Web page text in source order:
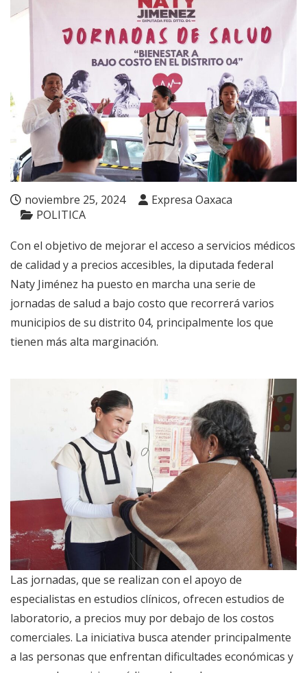
noviembre 25, 2024
Expresa Oaxaca
POLITICA
Con el objetivo de mejorar el acceso a servicios médicos
de calidad y a precios accesibles, la diputada federal
Naty Jiménez ha puesto en marcha una serie de
jornadas de salud a bajo costo que recorrerá varios
municipios de su distrito 04, principalmente los que
tienen más alta marginación.
Las jornadas, que se realizan con el apoyo de
especialistas en estudios clínicos, ofrecen estudios de
laboratorio, a precios muy por debajo de los costos
comerciales. La iniciativa busca atender principalmente
a las personas que enfrentan dificultades económicas y